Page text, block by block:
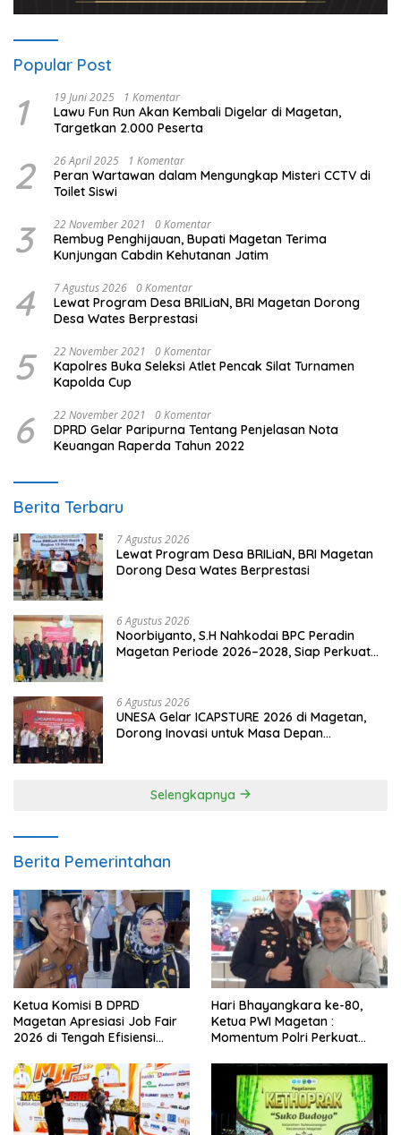
Popular Post
1 19 Juni 2025 1 Komentar
Lawu Fun Run Akan Kembali Digelar di Magetan,
Targetkan 2.000 Peserta
2 26 April 2025 1 Komentar
Peran Wartawan dalam Mengungkap Misteri CCTV di
Toilet Siswi
3 22 November 2021 0 Komentar
Rembug Penghijauan, Bupati Magetan Terima
Kunjungan Cabdin Kehutanan Jatim
4 7 Agustus 2026 0 Komentar
Lewat Program Desa BRILiaN, BRI Magetan Dorong
Desa Wates Berprestasi
5 22 November 2021 0 Komentar
Kapolres Buka Seleksi Atlet Pencak Silat Turnamen
Kapolda Cup
6 22 November 2021 0 Komentar
DPRD Gelar Paripurna Tentang Penjelasan Nota
Keuangan Raperda Tahun 2022
Berita Terbaru
7 Agustus 2026
Lewat Program Desa BRILiaN, BRI Magetan
Dorong Desa Wates Berprestasi
6 Agustus 2026
Noorbiyanto, S.H Nahkodai BPC Peradin
Magetan Periode 2026–2028, Siap Perkuat
6 Agustus 2026
UNESA Gelar ICAPSTURE 2026 di Magetan,
Dorong Inovasi untuk Masa Depan
Selengkapnya
Berita Pemerintahan
Ketua Komisi B DPRD
Magetan Apresiasi Job Fair
2026 di Tengah Efisiensi
Hari Bhayangkara ke-80,
Ketua PWI Magetan :
Momentum Polri Perkuat